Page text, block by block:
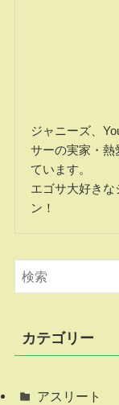
ジャニーズ、
サーの実家・熱
ています。
エゴサ大好き
ン！
カテゴリー
アスリート